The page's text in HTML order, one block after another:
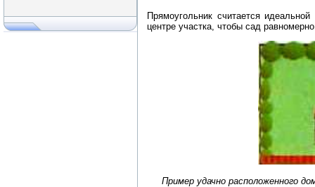
Прямоугольник считается
центре участка, чтобы сад
Пример удачно расположенного